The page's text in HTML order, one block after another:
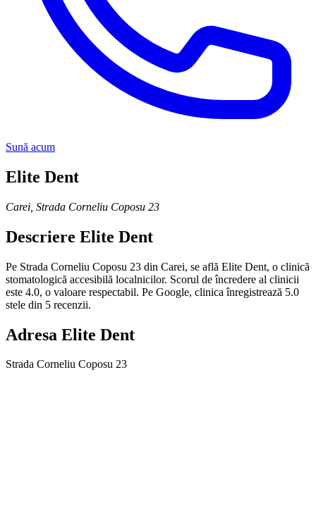
Sună acum
Elite Dent
Carei Strada Corneliu Coposu 23
Descriere Elite Dent
Pe Strada Corneliu Coposu 23 din Carei, se află Elite Dent, o clinică
stomatologică accesibilă localnicilor. Scorul de încredere al clinicii
este 4.0, o valoare respectabil. Pe Google, clinica înregistrează 5.0
stele din 5 recenzii.
Adresa Elite Dent
Strada Corneliu Coposu 23